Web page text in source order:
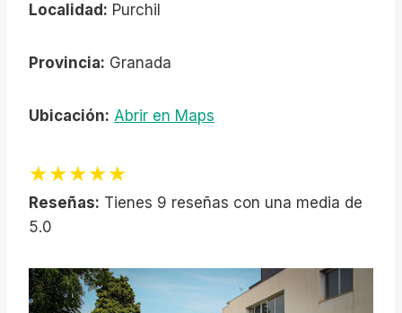
Localidad: Purchil
Provincia: Granada
Ubicación: Abrir en Maps
★★★★★
Reseñas: Tienes 9 reseñas con una media de
5.0